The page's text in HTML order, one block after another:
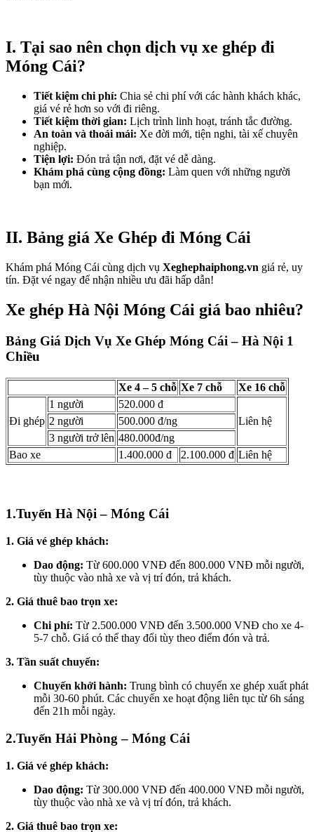
I. Tại sao nên chọn dịch vụ xe ghép đi
Móng Cái?
Tiết kiệm chi phí: Chia sẻ chi phí với các hành khách khác,
giá vé rẻ hơn so với đi riêng.
Tiết kiệm thời gian: Lịch trình linh hoạt, tránh tắc đường.
An toàn và thoải mái: Xe đời mới, tiện nghi, tài xế chuyên
nghiệp.
Tiện lợi: Đón trả tận nơi, đặt vé dễ dàng.
Khám phá cùng cộng đồng: Làm quen với những người
bạn mới.
II. Bảng giá Xe Ghép đi Móng Cái
Khám phá Móng Cái cùng dịch vụ Xeghephaiphong.vn giá rẻ, uy
tín. Đặt vé ngay để nhận nhiều ưu đãi hấp dẫn!
Xe ghép Hà Nội Móng Cái giá bao nhiêu?
Bảng Giá Dịch Vụ Xe Ghép Móng Cái – Hà Nội 1
Chiều
Xe 4 – 5 chỗ Xe 7 chỗ Xe 16 chỗ
Đi ghép
1 người
520.000 đ
Liên hệ
2 người
500.000 đ/ng
3 người trở lên 480.000đ/ng
Bao xe
1.400.000 đ 2.100.000 đ Liên hệ
1.Tuyến Hà Nội – Móng Cái
1. Giá vé ghép khách:
Dao động: Từ 600.000 VNĐ đến 800.000 VNĐ mỗi người,
tùy thuộc vào nhà xe và vị trí đón, trả khách.
2. Giá thuê bao trọn xe:
Chi phí: Từ 2.500.000 VNĐ đến 3.500.000 VNĐ cho xe 4-
5-7 chỗ. Giá có thể thay đổi tùy theo điểm đón và trả.
3. Tần suất chuyến:
Chuyến khởi hành: Trung bình có chuyến xe ghép xuất phát
mỗi 30-60 phút. Các chuyến xe hoạt động liên tục từ 6h sáng
đến 21h mỗi ngày.
2.Tuyến Hải Phòng – Móng Cái
1. Giá vé ghép khách:
Dao động: Từ 300.000 VNĐ đến 400.000 VNĐ mỗi người,
tùy thuộc vào nhà xe và vị trí đón, trả khách.
2. Giá thuê bao trọn xe: